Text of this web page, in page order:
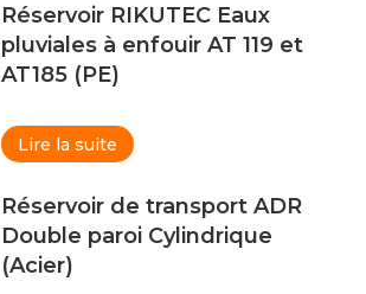
Réservoir RIKUTEC Eaux
pluviales à enfouir AT 119 et
AT185 (PE)
Lire la suite
Réservoir de transport ADR
Double paroi Cylindrique
(Acier)